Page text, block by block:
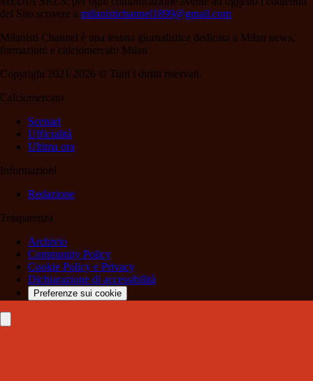
del Sito scrivere a milanistichannel1899@gmail.com
Milanisti Channel è una testata giornalistica dedicata a Milan news,
formazioni e calciomercato Milan
Copyright 2021-2026 © Tutti i diritti riservati.
Calciomercato
Scenari
Ufficialità
Ultima ora
Informazioni
Redazione
Trasparenza
Archivio
Community Policy
Cookie Policy e Privacy
Dichiarazione di accessibilità
Preferenze sui cookie